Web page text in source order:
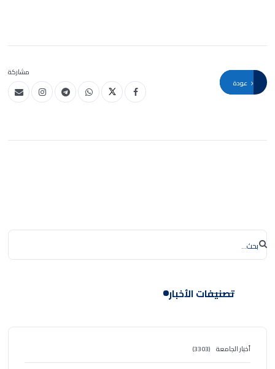
مشاركة
تصنيفات الأخبار
أخبار الجامعة (3303)